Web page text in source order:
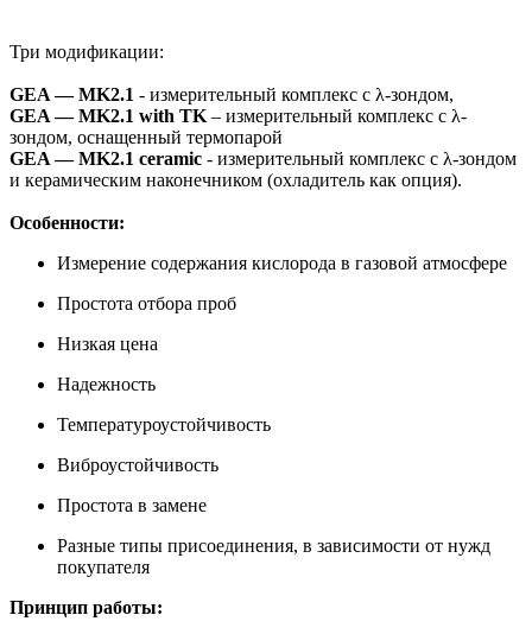
Три модификации:
GEA — MK2.1 - измерительный комплекс с λ-зондом,
GEA — MK2.1 with TK – измерительный комплекс с λ-
зондом, оснащенный термопарой
GEA — MK2.1 ceramic - измерительный комплекс с λ-зондом
и керамическим наконечником (охладитель как опция).
Особенности:
Измерение содержания кислорода в газовой атмосфере
Простота отбора проб
Низкая цена
Надежность
Температуроустойчивость
Виброустойчивость
Простота в замене
Разные типы присоединения, в зависимости от нужд
покупателя
Принцип работы: